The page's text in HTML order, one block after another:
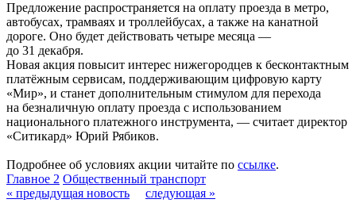
Предложение распространяется на оплату проезда в метро,
автобусах, трамваях и троллейбусах, а также на канатной
дороге. Оно будет действовать четыре месяца —
до 31 декабря.
Новая акция повысит интерес нижегородцев к бесконтактным
платёжным сервисам, поддерживающим цифровую карту
«Мир», и станет дополнительным стимулом для перехода
на безналичную оплату проезда с использованием
национального платежного инструмента, — считает директор
«Ситикард» Юрий Рябиков.
Подробнее об условиях акции читайте по ссылке.
Главное 2 Общественный транспорт
« предыдущая новость
следующая »